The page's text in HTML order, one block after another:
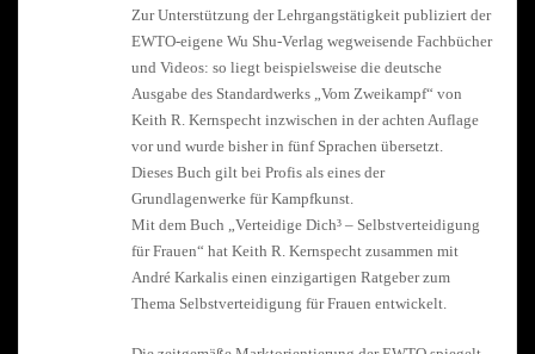
Zur Unterstützung der Lehrgangstätigkeit publiziert der
EWTO-eigene Wu Shu-Verlag wegweisende Fachbücher
und Videos: so liegt beispielsweise die deutsche
Ausgabe des Standardwerks „Vom Zweikampf“ von
Keith R. Kernspecht inzwischen in der achten Auflage
vor und wurde bisher in fünf Sprachen übersetzt.
Dieses Buch gilt bei Profis als eines der
Grundlagenwerke für Kampfkunst.
Mit dem Buch „Verteidige Dich³ – Selbstverteidigung
für Frauen“ hat Keith R. Kernspecht zusammen mit
André Karkalis einen einzigartigen Ratgeber zum
Thema Selbstverteidigung für Frauen entwickelt.